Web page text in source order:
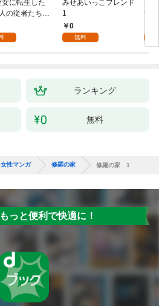
女に転生した
の従者たちに
て困ってます 第
みせあいっこフレンド
1
0
無料
す
ま
ランキング
無料
女性マンガ 修羅の家 修羅の家 1
っと便利で快適に！